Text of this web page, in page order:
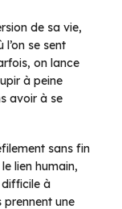
de sa vie,
se sent
on lance
à peine
avoir à se
sans fin
lien humain,
à
prennent une